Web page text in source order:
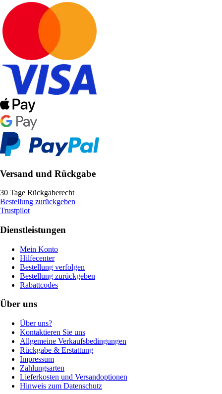
Versand und Rückgabe
30 Tage Rückgaberecht
Bestellung zurückgeben
Trustpilot
Dienstleistungen
Mein Konto
Hilfecenter
Bestellung verfolgen
Bestellung zurückgeben
Rabattcodes
Über uns
Über uns?
Kontaktieren Sie uns
Allgemeine Verkaufsbedingungen
Rückgabe & Erstattung
Impressum
Zahlungsarten
Lieferkosten und Versandoptionen
Hinweis zum Datenschutz